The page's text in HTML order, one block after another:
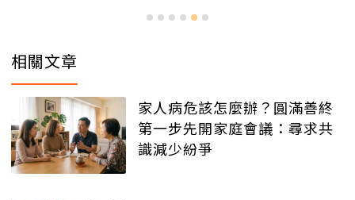
相關文章
家人病危該怎麼辦？圓滿善終
第一步先開家庭會議：尋求共
識減少紛爭